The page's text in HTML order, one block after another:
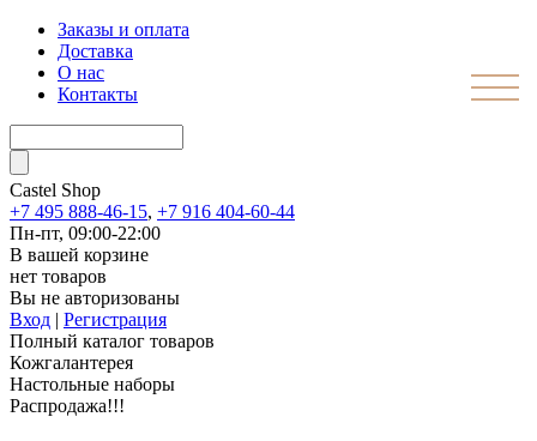
Заказы и оплата
Доставка
О нас
Контакты
Castel Shop
+7 495 888-46-15, +7 916 404-60-44
Пн-пт, 09:00-22:00
В вашей корзине
нет товаров
Вы не авторизованы
Вход | Регистрация
Полный каталог товаров
Кожгалантерея
Настольные наборы
Распродажа!!!